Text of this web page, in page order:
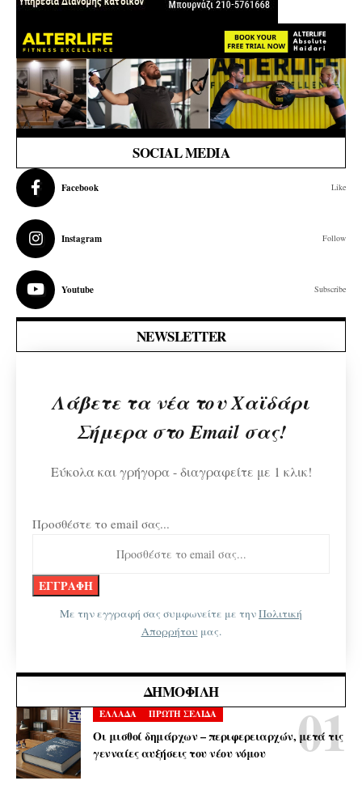
SOCIAL MEDIA
Facebook Like
Instagram Follow
Youtube Subscribe
NEWSLETTER
Λάβετε τα νέα του Χαϊδάρι
Σήμερα στο Email σας!
Εύκολα και γρήγορα - διαγραφείτε με 1 κλικ!
Προσθέστε το email σας...
Με την εγγραφή σας συμφωνείτε με τηνΠολιτική
Απορρήτου μας.
ΔΗΜΟΦΙΛΉ
ΕΛΛΑΔΑ ΠΡΩΤΗ ΣΕΛΙΔΑ
Οι μισθοί δημάρχων – περιφερειαρχών, μετά τις
γενναίες αυξήσεις του νέου νόμου